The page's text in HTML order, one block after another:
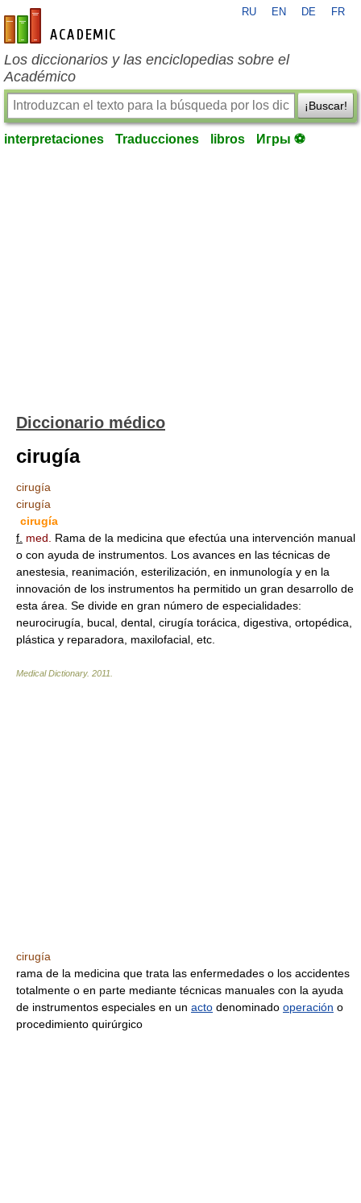
es-academic.com
RU EN DE FR
Los diccionarios y las enciclopedias sobre el
Académico
¡Buscar!
interpretaciones Traducciones libros Игры ⚽
Diccionario médico
cirugía
cirugía
cirugía
cirugía
f. med.
Rama de la medicina que efectúa una intervención manual
o con ayuda de instrumentos. Los avances en las técnicas de
anestesia, reanimación, esterilización, en inmunología y en la
innovación de los instrumentos ha permitido un gran desarrollo de
esta área. Se divide en gran número de especialidades:
neurocirugía, bucal, dental, cirugía torácica, digestiva, ortopédica,
plástica y reparadora, maxilofacial, etc.
Medical Dictionary. 2011
cirugía
rama de la medicina que trata las enfermedades o los accidentes
totalmente o en parte mediante técnicas manuales con la ayuda
de instrumentos especiales en un acto denominado operación o
procedimiento quirúrgico